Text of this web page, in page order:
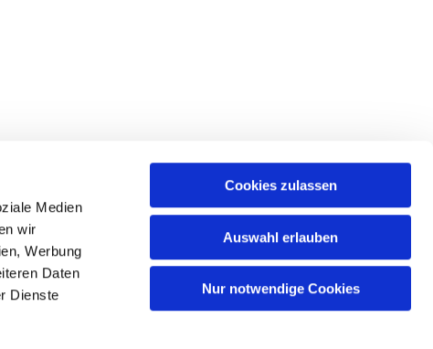
Medien
wir
Werbung
Daten
Dienste
Cookies zulassen
Auswahl erlauben
Nur notwendige Cookies
39 • 18439 Stralsund